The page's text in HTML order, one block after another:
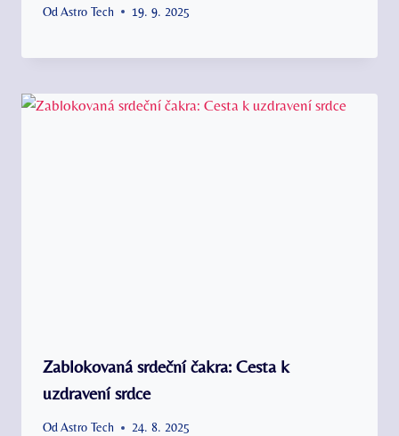
Od Astro Tech 19. 9. 2025
Zablokovaná srdeční čakra: Cesta k
uzdravení srdce
Od Astro Tech 24. 8. 2025